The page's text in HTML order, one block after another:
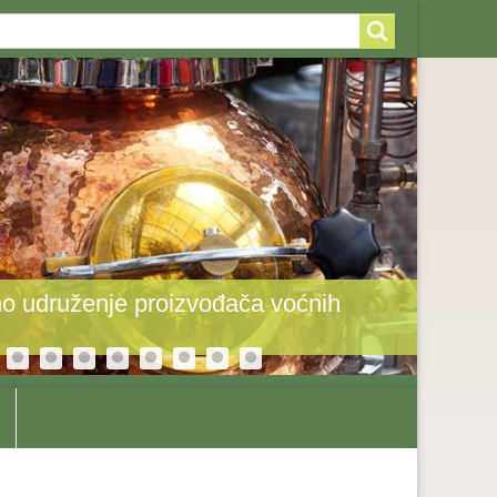
udruženje proizvođača voćnih